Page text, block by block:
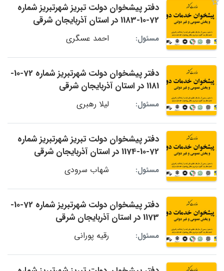
دفتر پیشخوان دولت تبریز شهرتبریز شماره
72-10-1183 در استان آذربایجان شرقی
مسئول: احمد عسگری
دفتر پیشخوان دولت شهرتبریز شماره 72-10-
1181 در استان آذربایجان شرقی
مسئول: لیلا رهبری
دفتر پیشخوان دولت تبریز شهرتبریز شماره
72-10-1174 در استان آذربایجان شرقی
مسئول: شهاب سرودی
دفتر پیشخوان دولت شهرتبریز شماره 72-10-
1173 در استان آذربایجان شرقی
مسئول: رقیه پورانی